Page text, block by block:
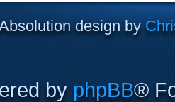
design by
by phpBB®